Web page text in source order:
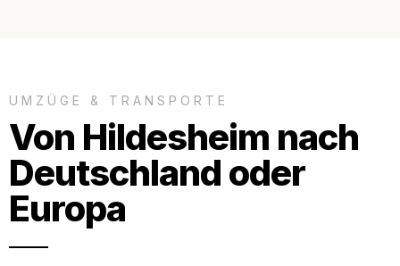
UMZÜGE & TRANSPORTE
Von Hildesheim nach
Deutschland oder
Europa